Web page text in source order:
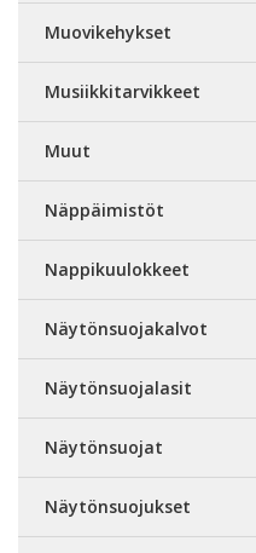
Muovikehykset
Musiikkitarvikkeet
Muut
Näppäimistöt
Nappikuulokkeet
Näytönsuojakalvot
Näytönsuojalasit
Näytönsuojat
Näytönsuojukset